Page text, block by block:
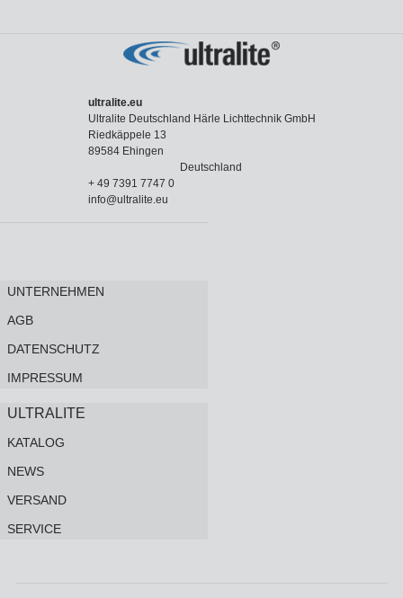
ultralite.eu
Ultralite Deutschland Härle Lichttechnik GmbH
Riedkäppele 13
89584 Ehingen
Deutschland
+ 49 7391 7747 0
info@ultralite.eu
UNTERNEHMEN
AGB
DATENSCHUTZ
IMPRESSUM
ULTRALITE
KATALOG
NEWS
VERSAND
SERVICE